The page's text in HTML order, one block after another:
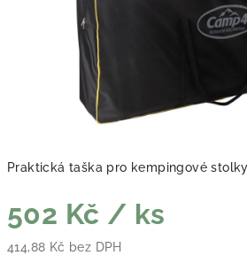
Praktická taška pro kempingové
502 Kč / ks
414,88 Kč bez DPH